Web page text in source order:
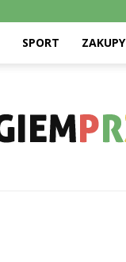
SPORT ZAKUPY